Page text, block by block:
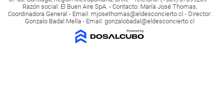
Razón social: El Buen Aire SpA. - Contacto: María José Thomas,
Coordinadora General - Email: mjosethomas@eldesconcierto.cl - Director:
Gonzalo Badal Mella - Email: gonzalobadal@eldesconcierto.cl